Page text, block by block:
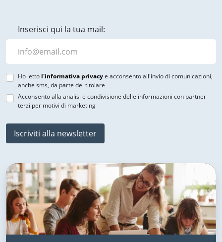
Inserisci qui la tua mail:
Ho letto l'informativa privacye acconsento all'invio di comunicazioni,
anche sms, da parte del titolare
Acconsento alla analisi e condivisione delle informazioni con partner
terzi per motivi di marketing
Iscriviti alla newsletter